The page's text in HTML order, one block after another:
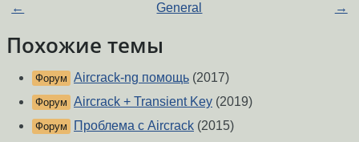
← General →
Похожие темы
Форум Aircrack-ng помощь (2017)
Форум Aircrack + Transient Key (2019)
Форум Проблема с Aircrack (2015)